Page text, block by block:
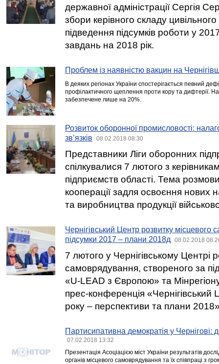
державної адміністрації Сергія
збори керівного складу
підведення підсумків роботи у
завдань на 2018 рік.
Проблем із наявністю вакцин на
В деяких регіонах України спостерігається певний
профілактичного щеплення проти кору та дифтерії.
забезпечене лише на 20%.
Розвиток оборонної промисловості:
зв’язків
08.02.2018 08:30
Представники Ліги оборонних
спілкувалися 7 лютого з
підприємств області. Тема
кооперації задля освоєння нових
та виробництва продукції
Чернігівський Центр розвитку місцевого
підсумки 2017 – плани 2018д
08.02.2018
7 лютого у Чернігівському Центрі
самоврядування, створеного за
«U-LEAD з Європою» та
прес-конференція
року – перспективи та плани
Партисипативна демократія у Чернігові:
07.02.2018 13:32
Презентація Асоціацією міст України результатів
органів місцевого самоврядування та їх співпраці з